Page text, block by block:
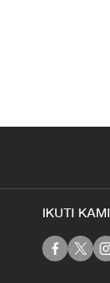
IKUTI KAMI